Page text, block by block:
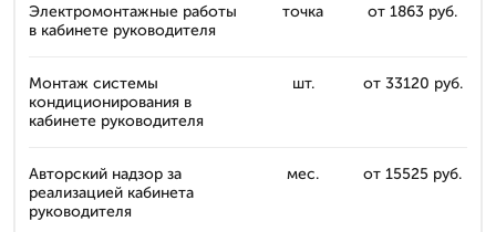
Электромонтажные работы
в кабинете руководителя
точка от 1863 руб.
Монтаж системы
кондиционирования в
кабинете руководителя
шт. от 33120 руб.
Авторский надзор за
реализацией кабинета
руководителя
мес. от 15525 руб.